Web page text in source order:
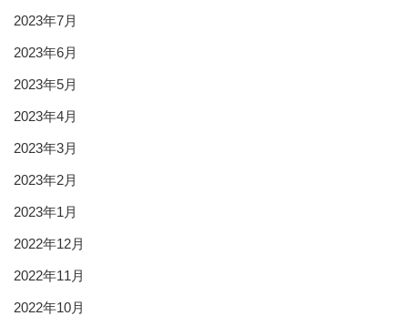
2023年7月
2023年6月
2023年5月
2023年4月
2023年3月
2023年2月
2023年1月
2022年12月
2022年11月
2022年10月